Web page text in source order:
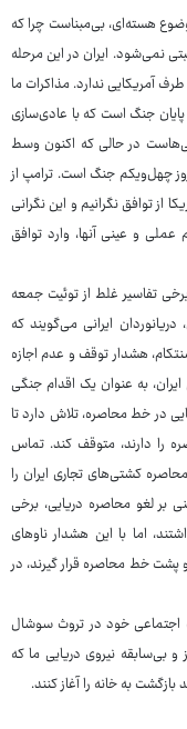
هسته‌ای، بی‌مبناست چرا که
نمی‌شود. ایران در این مرحله
آمریکایی ندارد. مذاکرات ما
پایان جنگ است که با عادی‌سازی
در حالی که اکنون وسط
چهل‌ویکم جنگ است. ترامپ از
توافق نگرانیم و این نگرانی
عملی و عینی آنها، وارد توافق
تفاسیر غلط از توئیت جمعه
ایرانی می‌گویند که
هشدار توقف و عدم اجازه
به عنوان یک اقدام جنگی
در خط محاصره، تلاش دارد تا
را دارند، متوقف کند. تماس
کشتی‌های تجاری ایران را
بر لغو محاصره دریایی، برخی
اما با این هشدار ناوهای
پشت خط محاصره قرار گیرند، در
اجتماعی خود در تروث سوشال
نیروی دریایی ما که
به خانه را آغاز کنند.